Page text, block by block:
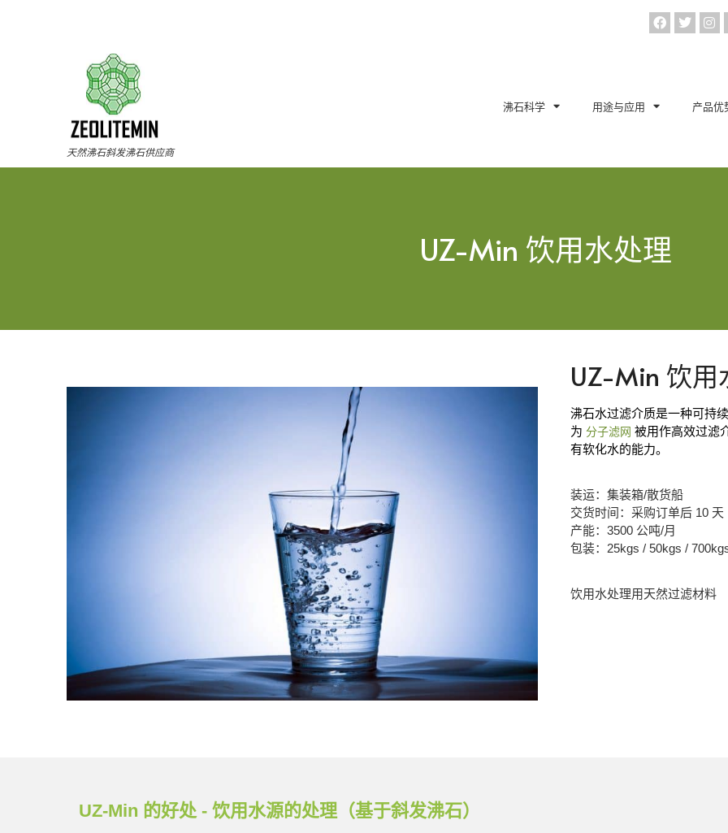
天然沸石斜发沸石供应商
沸石科学 用途与应用 产品优
UZ-Min 饮用水处理
UZ-Min 饮用
沸石水过滤介质是一种可持
为 分子滤网 被用作高效过滤
有软化水的能力。
装运：集装箱/散货船
交货时间：采购订单后 10 天
产能：3500 公吨/月
包装：25kgs / 50kgs /
饮用水处理用天然过滤材料
UZ-Min 的好处 - 饮用水源的处理（基于斜发沸石）